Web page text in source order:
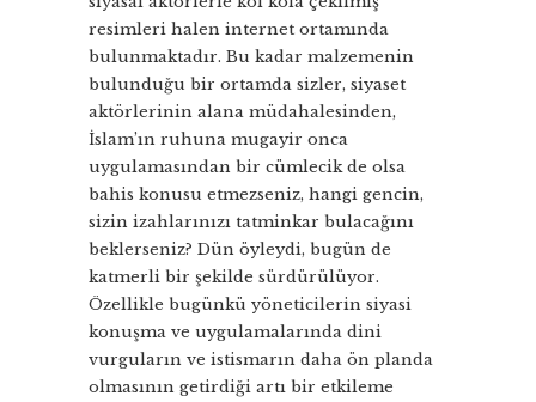
resimleri halen internet ortamında
bulunmaktadır. Bu kadar malzemenin
bulunduğu bir ortamda sizler, siyaset
aktörlerinin alana müdahalesinden,
İslam’ın ruhuna mugayir onca
uygulamasından bir cümlecik de olsa
bahis konusu etmezseniz, hangi gencin,
sizin izahlarınızı tatminkar bulacağını
beklerseniz? Dün öyleydi, bugün de
katmerli bir şekilde sürdürülüyor.
Özellikle bugünkü yöneticilerin siyasi
konuşma ve uygulamalarında dini
vurguların ve istismarın daha ön planda
olmasının getirdiği artı bir etkileme